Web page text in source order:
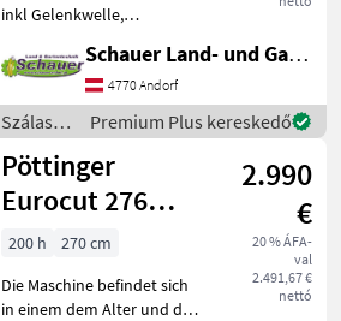
inkl Gelenkwelle,
Beleuchtung
Kaszagerendely: Tárcsák,
Frontkasza, Szársértő,
lengő konzol, : Frontkasza
Szálastakar
Schauer Land- und Gartentechnik GmbH
4770 Andorf
Szálastakarmány
betakarítók
/
Pöttinger
Premium Plus kereskedő
Pöttinger
Eurocut 276
Front
2.990
€
20 % ÁFA-
val
2.491,67 €
nettó
200 h
270 cm
Die Maschine befindet sich
in einem dem Alter und der